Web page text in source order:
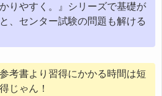
りやすく。』シリーズで基礎が
、センター試験の問題も解ける
考書より習得にかかる時間は短
じゃん！